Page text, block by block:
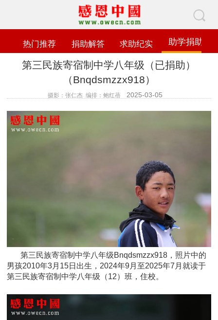
热门推荐 捐助解答 求助纪实 助学捐助
第三民族寄宿制中学八年级（已捐助）
（Bnqdsmzzx918）
摄影：张仁杰 编排：鲍红蓓 2025-03-05
第三民族寄宿制中学八年级Bnqdsmzzx918，照片中的
男孩2010年3月15日 出生， 2024年9月至2025年7月就读于
第三民族寄宿制中学八年级 （12）班 ，住校。